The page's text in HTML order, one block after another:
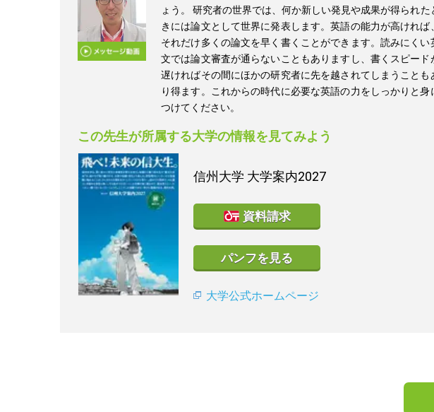
ょう。 研究者の世界では、何か新しい発見や成果が得られた
きには論文として世界に発表します。英語の能力が高ければ、
それだけ多くの論文を早く書くことができます。読みにくい
文では論文審査が通らないこともありますし、書くスピード
遅ければその間にほかの研究者に先を越されてしまうことも
り得ます。これからの時代に必要な英語の力をしっかりと身
つけてください。
この先生が所属する大学の情報を見てみよう
信州大学 大学案内2027
資料請求
パンフを見る
大学公式ホームページ